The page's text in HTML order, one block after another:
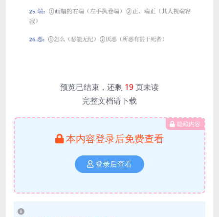
预览已结束，还剩 19页未读
完整文档请下载
隐藏内容
本内容登录后免费查看
登录后查看